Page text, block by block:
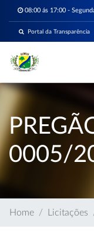
08:00 ás 17:00 -
Portal da Transparência
0005/
Home Licitações